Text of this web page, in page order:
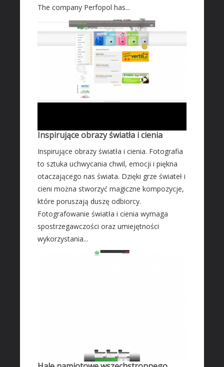
MARKETING
Agencje Reklamowe
Materiały Reklamowe
AKTYWNOŚĆ FIZYCZNA
Imprezy Integracyjne
Restauracje, Catering
Fotografia
Adwokaci, Porady Prawne
Ślub i Wesele
Sprzątanie, Porządkowanie
Serwis
Opieka
Inne Usługi
The company Perfopol has...
Inspirujące obrazy światła i cienia
Inspirujące obrazy światła i cienia. Fotografia
to sztuka uchwycania chwil, emocji i piękna
otaczającego nas świata. Dzięki grze świateł i
cieni można stworzyć magiczne kompozycje,
które poruszają duszę odbiorcy.
Fotografowanie światła i cienia wymaga
spostrzegawczości oraz umiejętności
wykorzystania...